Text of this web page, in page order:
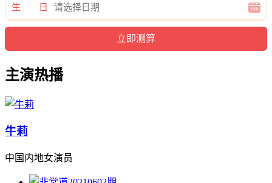
生 日
主演热播
牛莉
中国内地女演员